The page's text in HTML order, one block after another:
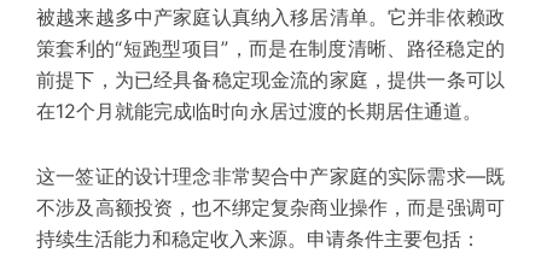
被越来越多中产家庭认真纳入移居清单。它并非依赖政
策套利的“短跑型项目”，而是在制度清晰、路径稳定的
前提下，为已经具备稳定现金流的家庭，提供一条可以
在12个月就能完成临时向永居过渡的长期居住通道。
这一签证的设计理念非常契合中产家庭的实际需求—既
不涉及高额投资，也不绑定复杂商业操作，而是强调可
持续生活能力和稳定收入来源。申请条件主要包括：